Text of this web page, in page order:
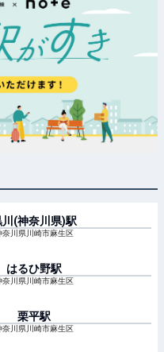
川(神奈川県)駅
奈川県川崎市麻生区
はるひ野駅
奈川県川崎市麻生区
栗平駅
奈川県川崎市麻生区